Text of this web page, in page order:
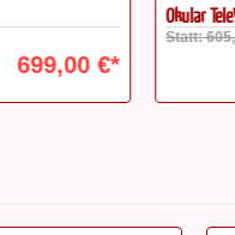
549,00 €*